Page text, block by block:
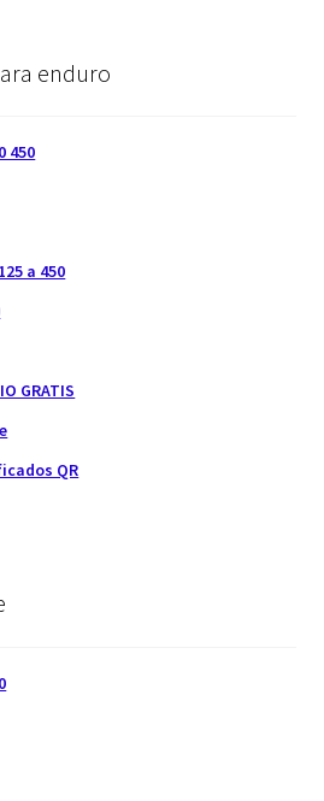
enduro
450
a 450
GRATIS
QR